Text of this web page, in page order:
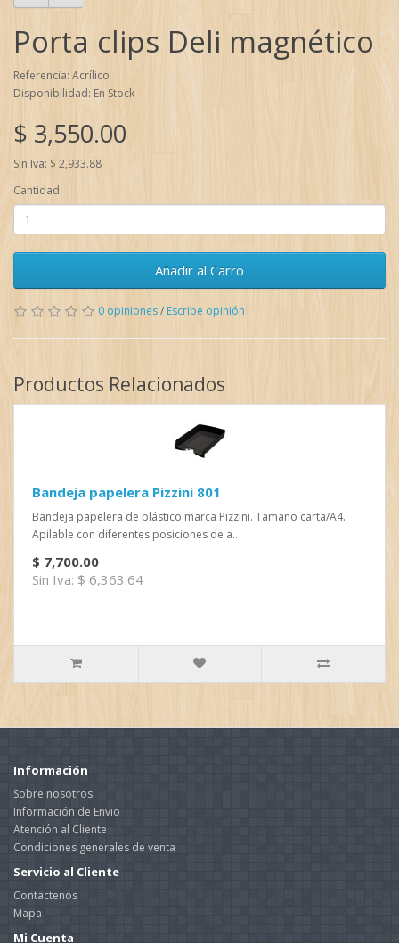
Porta clips Deli magnético
Referencia: Acrílico
Disponibilidad: En Stock
$ 3,550.00
Sin Iva: $ 2,933.88
Cantidad
Añadir al Carro
0 opiniones/ Escribe opinión
Productos Relacionados
Bandeja papelera Pizzini 801
Bandeja papelera de plástico marca Pizzini. Tamaño carta/A4.
Apilable con diferentes posiciones de a..
$ 7,700.00
Sin Iva: $ 6,363.64
Información
Sobre nosotros
Información de Envio
Atención al Cliente
Condiciones generales de venta
Servicio al Cliente
Contactenos
Mapa
Mi Cuenta